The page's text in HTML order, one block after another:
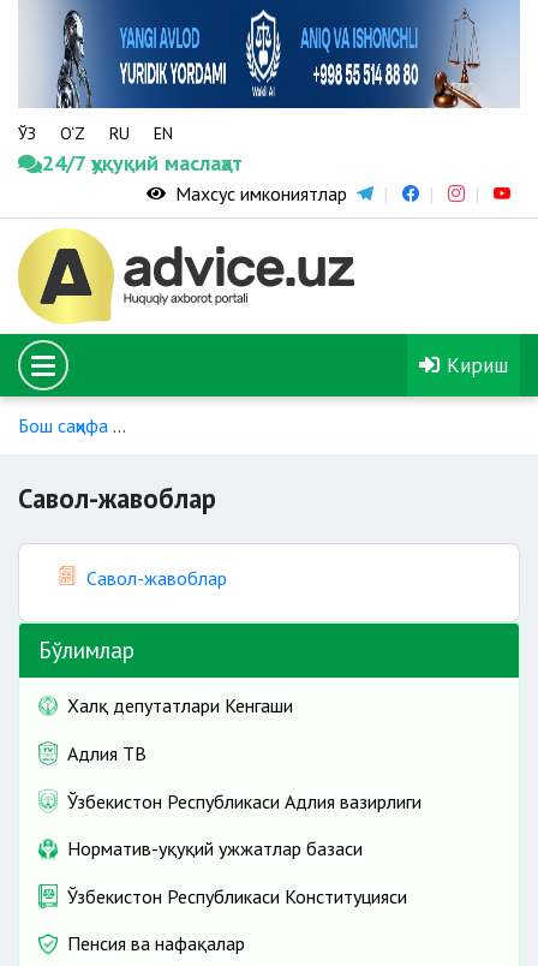
ЎЗ O‘Z RU EN
24/7 ҳуқуқий маслаҳат
Махсус имкониятлар
Кириш
Бош саҳифа
Савол-жавоблар
Савол-жавоблар
Бўлимлар
Халқ депутатлари Кенгаши
Адлия ТВ
Ўзбекистон Республикаси Адлия вазирлиги
Норматив-ҳуқуқий ҳужжатлар базаси
Ўзбекистон Республикаси Конституцияси
Пенсия ва нафақалар